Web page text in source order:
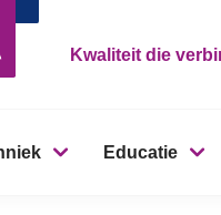
Kwaliteit die
Educatie